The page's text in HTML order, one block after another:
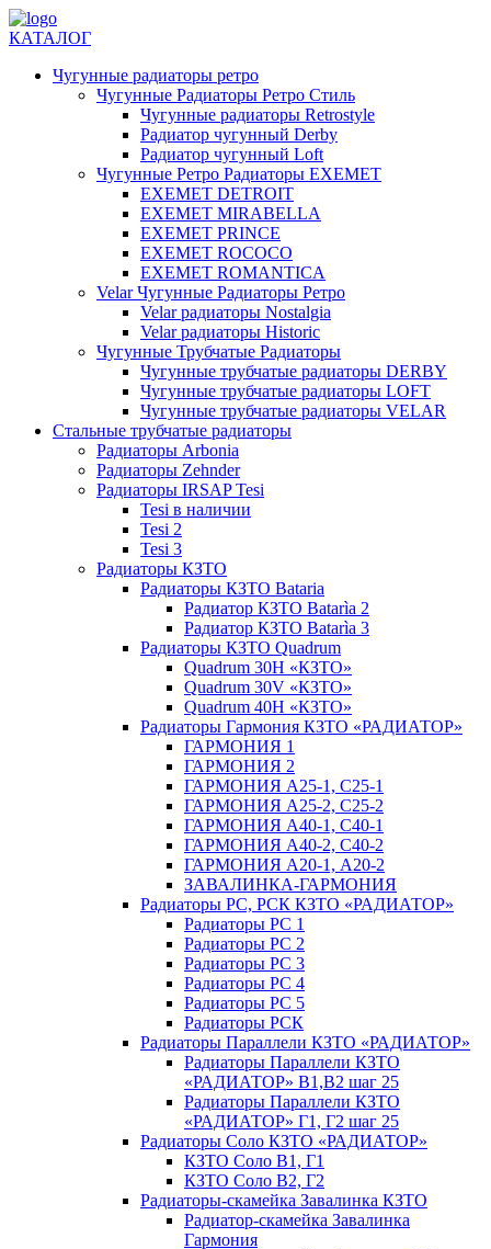
КАТАЛОГ
Чугунные радиаторы ретро
Чугунные Радиаторы Ретро Стиль
Чугунные радиаторы Retrostyle
Радиатор чугунный Derby
Радиатор чугунный Loft
Чугунные Ретро Радиаторы EXEMET
EXEMET DETROIT
EXEMET MIRABELLA
EXEMET PRINCE
EXEMET ROCOCO
EXEMET ROMANTICA
Velar Чугунные Радиаторы Ретро
Velar радиаторы Nostalgia
Velar радиаторы Historic
Чугунные Трубчатые Радиаторы
Чугунные трубчатые радиаторы DERBY
Чугунные трубчатые радиаторы LOFT
Чугунные трубчатые радиаторы VELAR
Стальные трубчатые радиаторы
Радиаторы Arbonia
Радиаторы Zehnder
Радиаторы IRSAP Tesi
Tesi в наличии
Tesi 2
Tesi 3
Радиаторы КЗТО
Радиаторы КЗТО Bataria
Радиатор КЗТО Batarìa 2
Радиатор КЗТО Batarìa 3
Радиаторы КЗТО Quadrum
Quadrum 30H «КЗТО»
Quadrum 30V «КЗТО»
Quadrum 40H «КЗТО»
Радиаторы Гармония КЗТО «РАДИАТОР»
ГАРМОНИЯ 1
ГАРМОНИЯ 2
ГАРМОНИЯ А25-1, С25-1
ГАРМОНИЯ А25-2, С25-2
ГАРМОНИЯ А40-1, С40-1
ГАРМОНИЯ А40-2, С40-2
ГАРМОНИЯ А20-1, А20-2
ЗАВАЛИНКА-ГАРМОНИЯ
Радиаторы РС, РСК КЗТО «РАДИАТОР»
Радиаторы РС 1
Радиаторы РС 2
Радиаторы РС 3
Радиаторы РС 4
Радиаторы РС 5
Радиаторы РСК
Радиаторы Параллели КЗТО «РАДИАТОР»
Радиаторы Параллели КЗТО
«РАДИАТОР» В1,В2 шаг 25
Радиаторы Параллели КЗТО
«РАДИАТОР» Г1, Г2 шаг 25
Радиаторы Соло КЗТО «РАДИАТОР»
КЗТО Соло В1, Г1
КЗТО Соло В2, Г2
Радиаторы-скамейка Завалинка КЗТО
Радиатор-скамейка Завалинка
Гармония